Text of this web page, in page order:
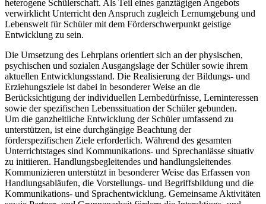
heterogene Schülerschaft. Als Teil eines ganztägigen Angebots
verwirklicht Unterricht den Anspruch zugleich Lernumgebung und
Lebenswelt für Schüler mit dem Förderschwerpunkt geistige
Entwicklung zu sein.
Die Umsetzung des Lehrplans orientiert sich an der physischen,
psychischen und sozialen Ausgangslage der Schüler sowie ihrem
aktuellen Entwicklungsstand. Die Realisierung der Bildungs- und
Erziehungsziele ist dabei in besonderer Weise an die
Berücksichtigung der individuellen Lernbedürfnisse, Lerninteressen
sowie der spezifischen Lebenssituation der Schüler gebunden.
Um die ganzheitliche Entwicklung der Schüler umfassend zu
unterstützen, ist eine durchgängige Beachtung der
förderspezifischen Ziele erforderlich. Während des gesamten
Unterrichtstages sind Kommunikations- und Sprechanlässe situativ
zu initiieren. Handlungsbegleitendes und handlungsleitendes
Kommunizieren unterstützt in besonderer Weise das Erfassen von
Handlungsabläufen, die Vorstellungs- und Begriffsbildung und die
Kommunikations- und Sprachentwicklung. Gemeinsame Aktivitäten